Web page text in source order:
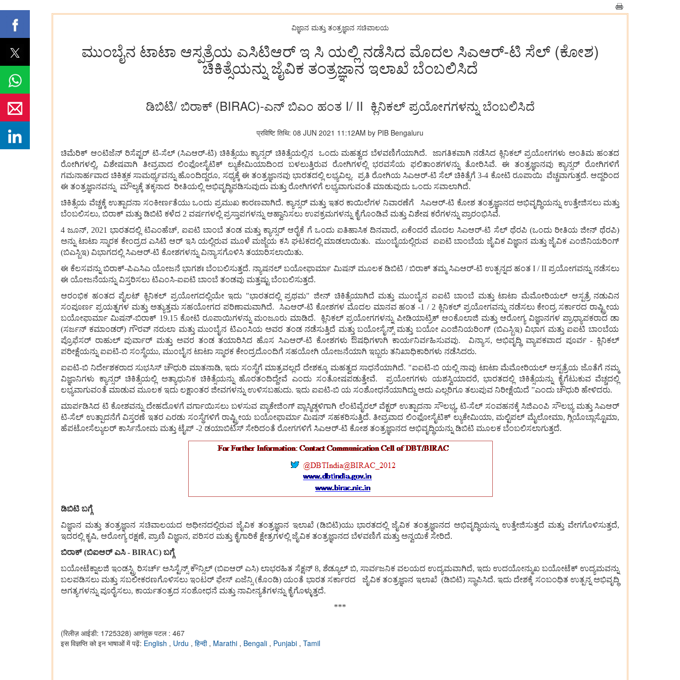
ವಿಜ್ಞಾನ ಮತ್ತು ತಂತ್ರಜ್ಞಾನ ಸಚಿವಾಲಯ
ಮುಂಬೈನ ಟಾಟಾ ಆಸ್ಪತ್ರೆಯ ಎಸಿಟಿಆರ್ ಇ ಸಿ ಯಲ್ಲಿ ನಡೆಸಿದ ಮೊದಲ ಸಿಎಆರ್-ಟಿ ಸೆಲ್ (ಕೋಶ)
ಚಿಕಿತ್ಸೆಯನ್ನು ಜೈವಿಕ ತಂತ್ರಜ್ಞಾನ ಇಲಾಖೆ ಬೆಂಬಲಿಸಿದೆ
ಡಿಬಿಟಿ/ ಬಿರಾಕ್ (BIRAC)-ಎನ್ ಬಿಎಂ ಹಂತ I/ II ಕ್ಲಿನಿಕಲ್ ಪ್ರಯೋಗಗಳನ್ನು ಬೆಂಬಲಿಸಿದೆ
प्रविष्टि तिथि: 08 JUN 2021 11:12AM by PIB Bengaluru
ಚಿಮೆರಿಕ್ ಆಂಟಿಜೆನ್ ರಿಸೆಪ್ಟರ್ ಟಿ-ಸೆಲ್(ಸಿಎಆರ್-ಟಿ) ಚಿಕಿತ್ಸೆಯು ಕ್ಯಾನ್ಸರ್ ಚಿಕಿತ್ಸೆಯಲ್ಲಿನ ಒಂದು ಮಹತ್ವದ ಬೆಳವಣಿಗೆಯಾಗಿದೆ. ಜಾಗತಿಕವಾಗಿ ನಡೆಸಿದ ಕ್ಲಿನಿಕಲ್ ಪ್ರಯೋಗಗಳು ಅಂತಿಮ ಹಂತದ
ರೋಗಿಗಳಲ್ಲಿ, ವಿಶೇಷವಾಗಿ ತೀವ್ರವಾದ ಲಿಂಫೋಸೈಟಿಕ್ ಲ್ಯುಕೇಮಿಯಾದಿಂದ ಬಳಲುತ್ತಿರುವ ರೋಗಿಗಳಲ್ಲಿ ಭರವಸೆಯ ಫಲಿತಾಂಶಗಳನ್ನು ತೋರಿಸಿವೆ. ಈ ತಂತ್ರಜ್ಞಾನವು ಕ್ಯಾನ್ಸರ್
ರೋಗಿಗಳಿಗೆ
ಗಮನಾರ್ಹವಾದ ಚಿಕಿತ್ಸಕ ಸಾಮರ್ಥ್ಯವನ್ನು ಹೊಂದಿದ್ದರೂ, ಸಧ್ಯಕ್ಕೆ ಈ ತಂತ್ರಜ್ಞಾನವು ಭಾರತದಲ್ಲಿ ಲಭ್ಯವಿಲ್ಲ. ಪ್ರತಿ ರೋಗಿಯ ಸಿಎಆರ್-ಟಿ ಸೆಲ್ ಚಿಕಿತ್ಸೆಗೆ 3-4 ಕೋಟಿ ರೂಪಾಯಿ ವೆಚ್ಚವಾಗುತ್ತದೆ. ಆದ್ದರಿಂದ
ಈ ತಂತ್ರಜ್ಞಾನವನ್ನು ಮೌಲ್ಯಕ್ಕೆ ತಕ್ಕನಾದ ರೀತಿಯಲ್ಲಿ ಅಭಿವೃದ್ಧಿಪಡಿಸುವುದು ಮತ್ತು ರೋಗಿಗಳಿಗೆ ಲಭ್ಯವಾಗುವಂತೆ ಮಾಡುವುದು ಒಂದು ಸವಾಲಾಗಿದೆ.
ಚಿಕಿತ್ಸೆಯ ವೆಚ್ಚಕ್ಕೆ ಉತ್ಪಾದನಾ ಸಂಕೀರ್ಣತೆಯು ಒಂದು ಪ್ರಮುಖ ಕಾರಣವಾಗಿದೆ. ಕ್ಯಾನ್ಸರ್ ಮತ್ತು ಇತರ ಕಾಯಿಲೆಗಳ ನಿವಾರಣೆಗೆ ಸಿಎಆರ್-ಟಿ ಕೋಶ ತಂತ್ರಜ್ಞಾನದ ಅಭಿವೃದ್ಧಿಯನ್ನು ಉತ್ತೇಜಿಸಲು ಮತ್ತು
ಬೆಂಬಲಿಸಲು, ಬಿರಾಕ್ ಮತ್ತು ಡಿಬಿಟಿ ಕಳೆದ 2 ವರ್ಷಗಳಲ್ಲಿ ಪ್ರಸ್ತಾಪಗಳನ್ನು ಆಹ್ವಾನಿಸಲು ಉಪಕ್ರಮಗಳನ್ನು ಕೈಗೊಂಡಿವೆ ಮತ್ತು ವಿಶೇಷ ಕರೆಗಳನ್ನು ಪ್ರಾರಂಭಿಸಿವೆ.
4ಜೂನ್, 2021ಭಾರತದಲ್ಲಿ ಟಿಎಂಹೆಚ್, ಐಐಟಿ ಬಾಂಬೆ ತಂಡ ಮತ್ತು ಕ್ಯಾನ್ಸರ್ ಆರೈಕೆ ಗೆ ಒಂದು ಐತಿಹಾಸಿಕ ದಿನವಾದೆ,ಏಕೆಂದರೆ ಮೊದಲ ಸಿಎಆರ್-ಟಿ ಸೆಲ್ ಥೆರಪಿ (ಒಂದು ರೀತಿಯ ಜೀನ್ ಥೆರಪಿ)
ಅನ್ನು ಟಾಟಾ ಸ್ಮಾರಕ ಕೇಂದ್ರದ ಎಸಿಟಿ ಆರ್ ಇಸಿ ಯಲ್ಲಿರುವ ಮೂಳೆ ಮಜ್ಜೆಯ ಕಸಿ ಘಟಕದಲ್ಲಿ ಮಾಡಲಾಯಿತು. ಮುಂಬೈಯಲ್ಲಿರುವ ಐಐಟಿ ಬಾಂಬೆಯ ಜೈವಿಕ ವಿಜ್ಞಾನ ಮತ್ತು ಜೈವಿಕ ಎಂಜಿನಿಯರಿಂಗ್
(ಬಿಎಸ್ಬಿಇ) ವಿಭಾಗದಲ್ಲಿ ಸಿಎಆರ್-ಟಿ ಕೋಶಗಳನ್ನು ವಿನ್ಯಾಸಗೊಳಿಸಿ ತಯಾರಿಸಲಾಯಿತು.
ಈ ಕೆಲಸವನ್ನು ಬಿರಾಕ್-ಪಿಎಸಿಎ ಯೋಜನೆ ಭಾಗಶಃ ಬೆಂಬಲಿಸುತ್ತದೆ.ನ್ಯಾಷನಲ್ ಬಯೋಫಾರ್ಮಾ ಮಿಷನ್ ಮೂಲಕ ಡಿಬಿಟಿ /ಬಿರಾಕ್ ತಮ್ಮ ಸಿಎಆರ್-ಟಿ ಉತ್ಪನ್ನದ ಹಂತ I / II ಪ್ರಯೋಗವನ್ನು ನಡೆಸಲು
ಈ ಯೋಜನೆಯನ್ನು ವಿಸ್ತರಿಸಲು ಟಿಎಂಸಿ-ಐಐಟಿ ಬಾಂಬೆ ತಂಡವು ಮತ್ತಷ್ಟು ಬೆಂಬಲಿಸುತ್ತದೆ.
ಆರಂಭಿಕ ಹಂತದ ಪೈಲಟ್ ಕ್ಲಿನಿಕಲ್ ಪ್ರಯೋಗದಲ್ಲಿಯೇ ಇದು "ಭಾರತದಲ್ಲಿ ಪ್ರಥಮ" ಜೀನ್ ಚಿಕಿತ್ಸೆಯಾಗಿದೆ ಮತ್ತು ಮುಂಬೈನ ಐಐಟಿ ಬಾಂಬೆ ಮತ್ತು ಟಾಟಾ ಮೆಮೋರಿಯಲ್ ಆಸ್ಪತ್ರೆ ನಡುವಿನ
ಸಂಪೂರ್ಣ ಪ್ರಯತ್ನಗಳ ಮತ್ತು ಅತ್ಯುತ್ತಮ ಸಹಯೋಗದ ಪರಿಣಾಮವಾಗಿದೆ. ಸಿಎಆರ್-ಟಿ ಕೋಶಗಳ ಮೊದಲ ಮಾನವ ಹಂತ -1 / 2 ಕ್ಲಿನಿಕಲ್ ಪ್ರಯೋಗವನ್ನು ನಡೆಸಲು ಕೇಂದ್ರ ಸರ್ಕಾರದ ರಾಷ್ಟ್ರೀಯ
ಬಯೋಫಾರ್ಮಾ ಮಿಷನ್-ಬಿರಾಕ್ 19.15 ಕೋಟಿ ರೂಪಾಯಿಗಳನ್ನು ಮಂಜೂರು ಮಾಡಿದೆ. ಕ್ಲಿನಿಕಲ್ ಪ್ರಯೋಗಗಳನ್ನು ಪೀಡಿಯಾಟ್ರಿಕ್ ಆಂಕೊಲಾಜಿ ಮತ್ತು ಆರೋಗ್ಯ ವಿಜ್ಞಾನಗಳ ಪ್ರಾಧ್ಯಾಪಕರಾದ ಡಾ
(ಸರ್ಜನ್ ಕಮಾಂಡರ್) ಗೌರವ್ ನರುಲಾ ಮತ್ತು ಮುಂಬೈನ ಟಿಎಂಸಿಯ ಅವರ ತಂಡ ನಡೆಸುತ್ತಿದೆ ಮತ್ತು ಬಯೋಸೈನ್ಸ್ ಮತ್ತು ಬಯೋ ಎಂಜಿನಿಯರಿಂಗ್ (ಬಿಎಸ್ಬಿಇ)ವಿಭಾಗ ಮತ್ತು ಐಐಟಿ ಬಾಂಬೆಯ
ಪ್ರೊಫೆಸರ್ ರಾಹುಲ್ ಪುರ್ವಾರ್ ಮತ್ತು ಅವರ ತಂಡ ತಯಾರಿಸಿದ ಹೊಸ ಸಿಎಆರ್-ಟಿ ಕೋಶಗಳು ಔಷಧಿಗಳಾಗಿ ಕಾರ್ಯನಿರ್ವಹಿಸುವವು. ವಿನ್ಯಾಸ, ಅಭಿವೃದ್ಧಿ ವ್ಯಾಪಕವಾದ ಪೂರ್ವ- ಕ್ಲಿನಿಕಲ್
ಪರೀಕ್ಷೆಯನ್ನು ಐಐಟಿ-ಬಿ ಸಂಸ್ಥೆಯು, ಮುಂಬೈನ ಟಾಟಾ ಸ್ಮಾರಕ ಕೇಂದ್ರದೊಂದಿಗೆ ಸಹಯೋಗಿ ಯೋಜನೆಯಾಗಿ ಇಬ್ಬರು ತನಿಖಾಧಿಕಾರಿಗಳು ನಡೆಸಿದರು.
ಐಐಟಿ-ಬಿ ನಿರ್ದೇಶಕರಾದ ಸುಭಸಿಸ್ ಚೌಧುರಿ ಮಾತನಾಡಿ,ಇದು ಸಂಸ್ಥೆಗೆ ಮಾತ್ರವಲ್ಲದೆ ದೇಶಕ್ಕೂ ಮಹತ್ವದ ಸಾಧನೆಯಾಗಿದೆ. "ಐಐಟಿ-ಬಿ ಯಲ್ಲಿ ನಾವು ಟಾಟಾ ಮೆಮೋರಿಯಲ್ ಆಸ್ಪತ್ರೆಯ ಜೊತೆಗೆ ನಮ್ಮ
ವಿಜ್ಞಾನಿಗಳು
ಕ್ಯಾನ್ಸರ್ ಚಿಕಿತ್ಸೆಯಲ್ಲಿ ಅತ್ಯಾಧುನಿಕ ಚಿಕಿತ್ಸೆಯನ್ನು ಹೊರತಂದಿದ್ದೇವೆ ಎಂದು ಸಂತೋಷಪಡುತ್ತೇವೆ. ಪ್ರಯೋಗಗಳು ಯಶಸ್ವಿಯಾದರೆ,ಭಾರತದಲ್ಲಿ ಚಿಕಿತ್ಸೆಯನ್ನು ಕೈಗೆಟುಕುವ ವೆಚ್ಚದಲ್ಲಿ
ಲಭ್ಯವಾಗುವಂತೆ ಮಾಡುವ ಮೂಲಕ ಇದು ಲಕ್ಷಾಂತರ ಜೀವಗಳನ್ನು ಉಳಿಸಬಹುದು. ಇದು ಐಐಟಿ-ಬಿ ಯ ಸಂಶೋಧನೆಯಾಗಿದ್ದು ಅದು ಎಲ್ಲರಿಗೂ ತಲುಪುವ ನಿರೀಕ್ಷೆಯಿದೆ ”ಎಂದು ಚೌಧುರಿ ಹೇಳಿದರು.
ಮಾರ್ಪಡಿಸಿದ ಟಿ ಕೋಶವನ್ನು ದೇಹದೊಳಗೆ ವರ್ಗಾಯಿಸಲು ಬಳಸುವ ಪ್ಯಾಕೇಜಿಂಗ್ ಪ್ಲಾಸ್ಮಿಡ್ಗಳಿಗಾಗಿ ಲೆಂಟಿವೈರಲ್ ವೆಕ್ಟರ್ ಉತ್ಪಾದನಾ ಸೌಲಭ್ಯ, ಟಿ-ಸೆಲ್ ಸಂವಹನಕ್ಕೆ ಸಿಜಿಎಂಪಿ ಸೌಲಭ್ಯ ಮತ್ತು ಸಿಎಆರ್
ಟಿ-ಸೆಲ್ ಉತ್ಪಾದನೆಗೆ ವಿಸ್ತರಣೆ ಇತರ ಎರಡು ಸಂಸ್ಥೆಗಳಿಗೆ ರಾಷ್ಟ್ರೀಯ ಬಯೋಫಾರ್ಮಾ ಮಿಷನ್ ಸಹಕರಿಸುತ್ತಿದೆ.ತೀವ್ರವಾದ ಲಿಂಫೋಸೈಟಿಕ್ ಲ್ಯುಕೇಮಿಯಾ, ಮಲ್ಟಿಪಲ್ ಮೈಲೋಮಾ, ಗ್ಲಿಯೊಬ್ಲಾಸ್ಟೊಮಾ,
ಹೆಪಟೋಸೆಲ್ಯುಲರ್ ಕಾರ್ಸಿನೋಮ ಮತ್ತು ಟೈಪ್ -2 ಡಯಾಬಿಟಿಸ್ ಸೇರಿದಂತೆ ರೋಗಗಳಿಗೆ ಸಿಎಆರ್-ಟಿ ಕೋಶ ತಂತ್ರಜ್ಞಾನದ ಅಭಿವೃದ್ಧಿಯನ್ನು ಡಿಬಿಟಿ ಮೂಲಕ ಬೆಂಬಲಿಸಲಾಗುತ್ತದೆ.
ಡಿಬಿಟಿ ಬಗ್ಗೆ
ವಿಜ್ಞಾನ ಮತ್ತು ತಂತ್ರಜ್ಞಾನ ಸಚಿವಾಲಯದ ಅಧೀನದಲ್ಲಿರುವ ಜೈವಿಕ ತಂತ್ರಜ್ಞಾನ ಇಲಾಖೆ(ಡಿಬಿಟಿ)ಯು ಭಾರತದಲ್ಲಿ ಜೈವಿಕ ತಂತ್ರಜ್ಞಾನದ ಅಭಿವೃದ್ಧಿಯನ್ನು ಉತ್ತೇಜಿಸುತ್ತದೆ ಮತ್ತು ವೇಗಗೊಳಿಸುತ್ತದೆ,
ಇದರಲ್ಲಿ ಕೃಷಿ, ಆರೋಗ್ಯ ರಕ್ಷಣೆ, ಪ್ರಾಣಿ ವಿಜ್ಞಾನ, ಪರಿಸರ ಮತ್ತು ಕೈಗಾರಿಕೆ ಕ್ಷೇತ್ರಗಳಲ್ಲಿ ಜೈವಿಕ ತಂತ್ರಜ್ಞಾನದ ಬೆಳವಣಿಗೆ ಮತ್ತು ಅನ್ವಯಿಕೆ ಸೇರಿದೆ.
ಬಿರಾಕ್ (ಬಿಐಆರ್ ಎಸಿ- BIRAC) ಬಗ್ಗೆ
ಬಯೋಟೆಕ್ನಾಲಜಿ ಇಂಡಸ್ಟ್ರಿ ರಿಸರ್ಚ್ ಅಸಿಸ್ಟೆನ್ಸ್ ಕೌನ್ಸಿಲ್ (ಬಿಐಆರ್ ಎಸಿ)ಲಾಭರಹಿತ ಸೆಕ್ಷನ್8, ಶೆಡ್ಯೂಲ್ ಬಿ, ಸಾರ್ವಜನಿಕ ವಲಯದ ಉದ್ಯಮವಾಗಿದೆ, ಇದು ಉದಯೋನ್ಮುಖ ಬಯೋಟೆಕ್ ಉದ್ಯಮವನ್ನು
ಬಲಪಡಿಸಲು ಮತ್ತು ಸಬಲೀಕರಣಗೊಳಿಸಲು ಇಂಟರ್ ಫೇಸ್ ಏಜೆನ್ಸಿ (ಕೊಂಡಿ)ಯಂತೆ ಭಾರತ ಸರ್ಕಾರದ ಜೈವಿಕ ತಂತ್ರಜ್ಞಾನ ಇಲಾಖೆ(ಡಿಬಿಟಿ) ಸ್ಥಾಪಿಸಿದೆ. ಇದು ದೇಶಕ್ಕೆ ಸಂಬಂಧಿತ ಉತ್ಪನ್ನ ಅಭಿವೃದ್ಧಿ
ಅಗತ್ಯಗಳನ್ನು ಪೂರೈಸಲು, ಕಾರ್ಯತಂತ್ರದ ಸಂಶೋಧನೆ ಮತ್ತು ನಾವೀನ್ಯತೆಗಳನ್ನು ಕೈಗೊಳ್ಳುತ್ತದೆ.
***
(रिलीज़ आईडी: 1725328) आगंतुक पटल : 467
इस विज्ञप्ति को इन भाषाओं में पढ़ें: English , Urdu , हिन्दी , Marathi , Bengali , Punjabi , Tamil